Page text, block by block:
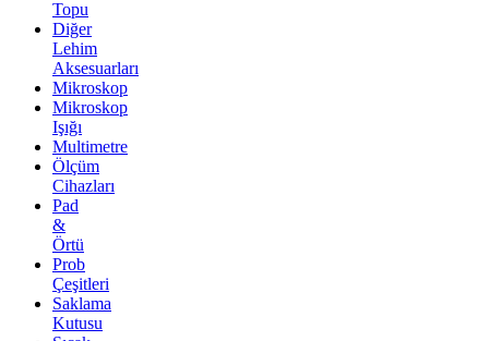
Topu
Diğer
Lehim
Aksesuarları
Mikroskop
Mikroskop
Işığı
Multimetre
Ölçüm
Cihazları
Pad
&
Örtü
Prob
Çeşitleri
Saklama
Kutusu